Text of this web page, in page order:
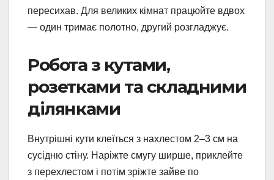
пересихав. Для великих кімнат працюйте вдвох
— один тримає полотно, другий розгладжує.
Робота з кутами,
розетками та складними
ділянками
Внутрішні кути клеїться з нахлестом 2–3 см на
сусідню стіну. Наріжте смугу ширше, приклейте
з перехлестом і потім зріжте зайве по